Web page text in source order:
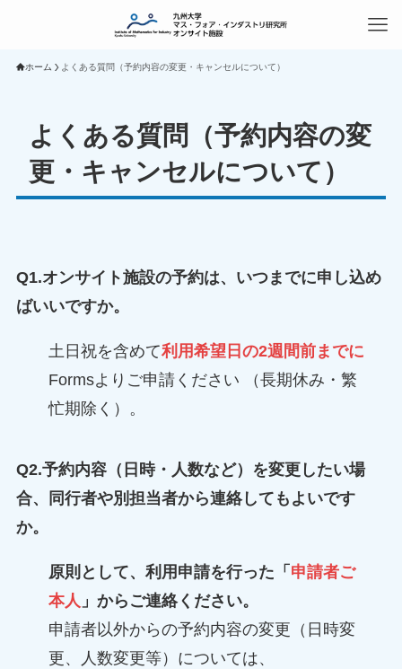
ホーム よくある質問（予約内容の変更・キャンセルについて）
よくある質問（予約内容の変
更・キャンセルについて）
Q1.オンサイト施設の予約は、いつまでに申し込め
ばいいですか。
土日祝を含めて利用希望日の2週間前までに
Formsよりご申請ください （長期休み・繁
忙期除く）。
Q2.予約内容（日時・人数など）を変更したい場
合、同行者や別担当者から連絡してもよいです
か。
原則として、利用申請を行った「 申請者ご
本人 」からご連絡ください。
申請者以外からの予約内容の変更（日時変
更、人数変更等）については、